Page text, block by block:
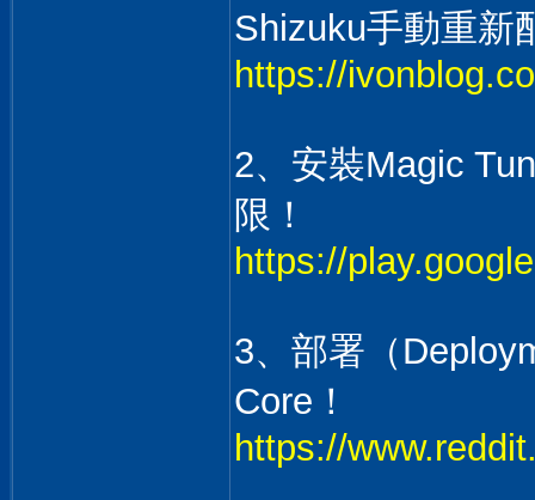
Shizuku手動重新
https://
2、安裝Magic
限！
https://
3、部署（
Core！
https://